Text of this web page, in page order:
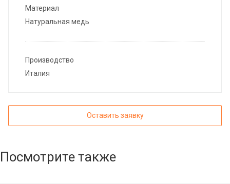
Материал
Натуральная медь
Производство
Италия
Оставить заявку
Посмотрите также